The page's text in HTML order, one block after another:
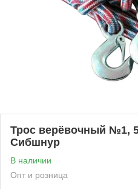
Трос верёвочный №1,
Сибшнур
В наличии
Опт и розница